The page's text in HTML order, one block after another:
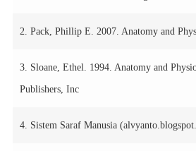
2. Pack, Phillip E. 2007. Anatomy and
3. Sloane, Ethel. 1994. Anatomy and
Publishers, Inc
4. Sistem Saraf Manusia